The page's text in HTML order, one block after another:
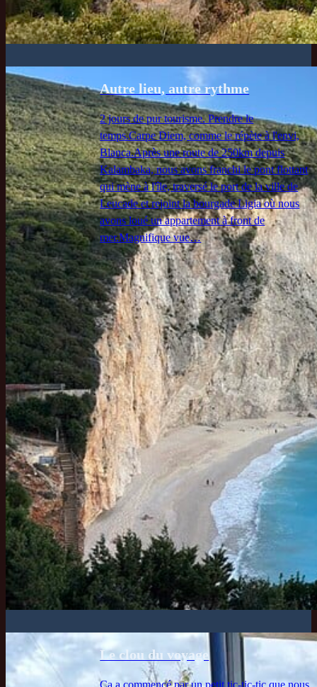
Autre lieu, autre rythme
2 jours de pur tourisme. Prendre le
temps.Carpe Diem, comme le répète à l'envi,
Blanca.Après une route de 250km depuis
Kalambaka, nous avons franchi le pont flottant
qui mène à l'île, traversé le port de la ville de
Leucade et rejoint la bourgade Ligia où nous
avons loué un appartement à front de
mer.Magnifique vue…
Le clou du voyage